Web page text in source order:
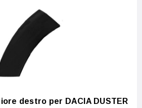
destro per DACIA DUSTER